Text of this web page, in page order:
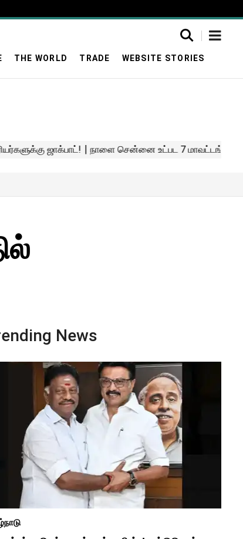
THE WORLD TRADE WEBSITE STORIES
News